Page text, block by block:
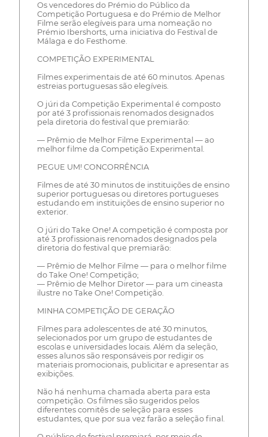
Os vencedores do Prémio do Público da
Competição Portuguesa e do Prémio de Melhor
Filme serão elegíveis para uma nomeação no
Prémio Ibershorts, uma iniciativa do Festival de
Málaga e do Festhome.
COMPETIÇÃO EXPERIMENTAL
Filmes experimentais de até 60 minutos. Apenas
estreias portuguesas são elegíveis.
O júri da Competição Experimental é composto
por até 3 profissionais renomados designados
pela diretoria do festival que premiarão:
— Prêmio de Melhor Filme Experimental — ao
melhor filme da Competição Experimental.
PEGUE UM! CONCORRÊNCIA
Filmes de até 30 minutos de instituições de ensino
superior portuguesas ou diretores portugueses
estudando em instituições de ensino superior no
exterior.
O júri do Take One! A competição é composta por
até 3 profissionais renomados designados pela
diretoria do festival que premiarão:
— Prêmio de Melhor Filme — para o melhor filme
do Take One! Competição;
— Prêmio de Melhor Diretor — para um cineasta
ilustre no Take One! Competição.
MINHA COMPETIÇÃO DE GERAÇÃO
Filmes para adolescentes de até 30 minutos,
selecionados por um grupo de estudantes de
escolas e universidades locais. Além da seleção,
esses alunos são responsáveis por redigir os
materiais promocionais, publicitar e apresentar as
exibições.
Não há nenhuma chamada aberta para esta
competição. Os filmes são sugeridos pelos
diferentes comitês de seleção para esses
estudantes, que por sua vez farão a seleção final.